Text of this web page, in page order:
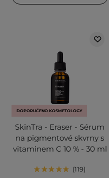
DOPORUČENO KOSMETOLOGY
SkinTra - Eraser - Sérum
na pigmentové skvrny s
vitaminem C 10 % - 30 ml
119